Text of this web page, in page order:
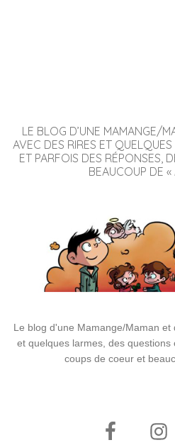
LE BLOG D’UNE MAMANGE/
AVEC DES RIRES ET
ET PARFOIS DES RÉPONSES,
BEAUCOUP DE «
Le blog d'une Mamange/Maman et
et quelques larmes, des
coups de coeur et